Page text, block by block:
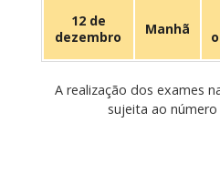
12 de
dezembro
Manhã
A realização dos exames
sujeita ao número